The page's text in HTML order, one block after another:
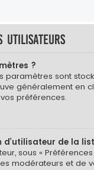
utilisateurs
?
paramètres sont
généralement
préférences.
de la
sous «
modérateurs et de